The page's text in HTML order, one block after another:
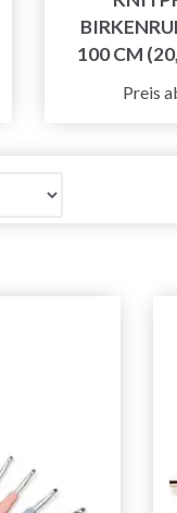
100 CM
Preis